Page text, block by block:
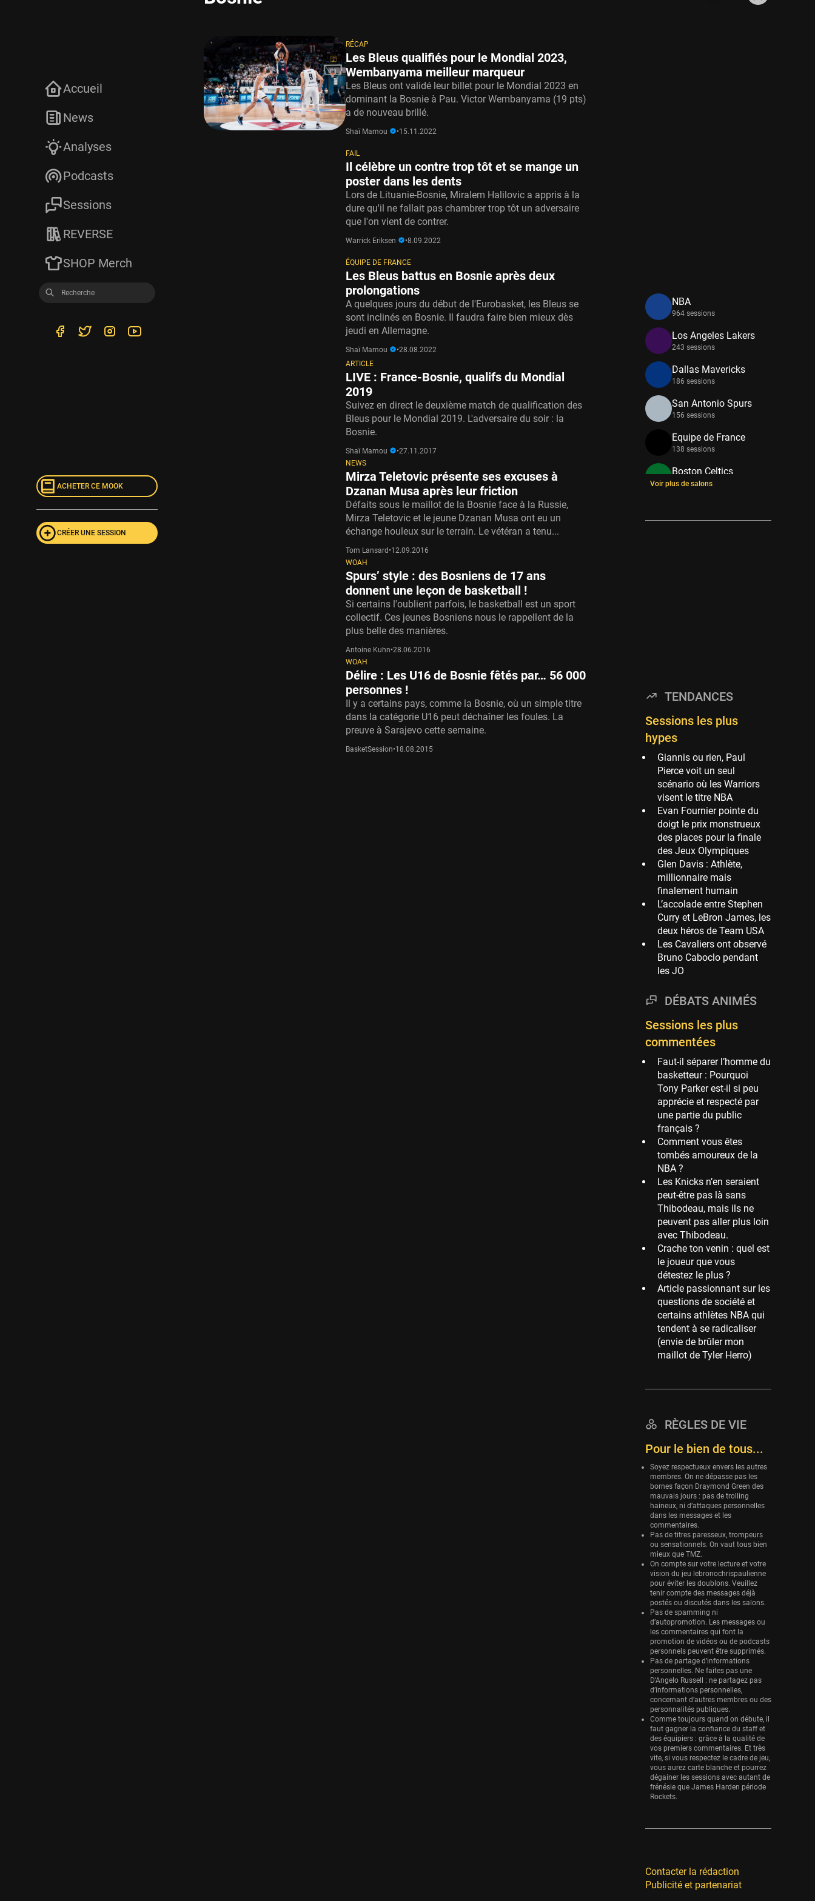
RÉCAP
Les Bleus qualifiés pour le Mondial 2023,
Wembanyama meilleur marqueur
Les Bleus ont validé leur billet pour le Mondial 2023 en
dominant la Bosnie à Pau. Victor Wembanyama (19 pts)
a de nouveau brillé.
Shaï Mamou •15.11.2022
FAIL
Il célèbre un contre trop tôt et se mange un
poster dans les dents
Lors de Lituanie-Bosnie, Miralem Halilovic a appris à la
dure qu'il ne fallait pas chambrer trop tôt un adversaire
que l'on vient de contrer.
Warrick Eriksen •8.09.2022
ÉQUIPE DE FRANCE
Les Bleus battus en Bosnie après deux
prolongations
A quelques jours du début de l'Eurobasket, les Bleus se
sont inclinés en Bosnie. Il faudra faire bien mieux dès
jeudi en Allemagne.
Shaï Mamou •28.08.2022
ARTICLE
LIVE : France-Bosnie, qualifs du Mondial
2019
Suivez en direct le deuxième match de qualification des
Bleus pour le Mondial 2019. L'adversaire du soir : la
Bosnie.
Shaï Mamou •27.11.2017
NEWS
Mirza Teletovic présente ses excuses à
Dzanan Musa après leur friction
Défaits sous le maillot de la Bosnie face à la Russie,
Mirza Teletovic et le jeune Dzanan Musa ont eu un
échange houleux sur le terrain. Le vétéran a tenu...
Tom Lansard•12.09.2016
WOAH
Spurs’ style : des Bosniens de 17 ans
donnent une leçon de basketball !
Si certains l'oublient parfois, le basketball est un sport
collectif. Ces jeunes Bosniens nous le rappellent de la
plus belle des manières.
Antoine Kuhn•28.06.2016
WOAH
Délire : Les U16 de Bosnie fêtés par… 56 000
personnes !
Il y a certains pays, comme la Bosnie, où un simple titre
dans la catégorie U16 peut déchaîner les foules. La
preuve à Sarajevo cette semaine.
BasketSession•18.08.2015
Accueil
News
Analyses
Podcasts
Sessions
REVERSE
SHOP Merch
ACHETER CE MOOK
CRÉER UNE SESSION
NBA
964 sessions
Los Angeles Lakers
243 sessions
Dallas Mavericks
186 sessions
San Antonio Spurs
156 sessions
Equipe de France
138 sessions
Boston Celtics
133 sessions
89 sessions
Milwaukee Bucks
Hoop Culture
Oklahoma City
Thunder
69 sessions
Phoenix Suns
69 sessions
Miami Heat
63 sessions
Los Angeles Clippers
61 sessions
Indiana Pacers
53 sessions
New Orleans Pelicans
Jeux Olympiques
Atlanta Hawks
45 sessions
Chicago Bulls
41 sessions
Memphis Grizzlies
39 sessions
Cleveland Cavaliers
38 sessions
Orlando Magic
36 sessions
Euroleague
34 sessions
Charlotte Hornets
32 sessions
Houston Rockets
31 sessions
Washington Wizards
29 sessions
Portland Trail Blazers
27 sessions
25 sessions
Brooklyn Nets
24 sessions
Sacramento Kings
24 sessions
Utah Jazz
22 sessions
Toronto Raptors
18 sessions
REVERSE
11 sessions
Bleues
0 sessions
Voir plus de salons
TENDANCES
Sessions les plus
hypes
Giannis ou rien, Paul
Pierce voit un seul
scénario où les Warriors
visent le titre NBA
Evan Fournier pointe du
doigt le prix monstrueux
des places pour la finale
des Jeux Olympiques
Glen Davis : Athlète,
millionnaire mais
finalement humain
L’accolade entre Stephen
Curry et LeBron James, les
deux héros de Team USA
Les Cavaliers ont observé
Bruno Caboclo pendant
les JO
DÉBATS ANIMÉS
Sessions les plus
commentées
Faut-il séparer l’homme du
basketteur : Pourquoi
Tony Parker est-il si peu
apprécie et respecté par
une partie du public
français ?
Comment vous êtes
tombés amoureux de la
NBA ?
Les Knicks n’en seraient
peut-être pas là sans
Thibodeau, mais ils ne
peuvent pas aller plus loin
avec Thibodeau.
Crache ton venin : quel est
le joueur que vous
détestez le plus ?
Article passionnant sur les
questions de société et
certains athlètes NBA qui
tendent à se radicaliser
(envie de brûler mon
maillot de Tyler Herro)
RÈGLES DE VIE
Pour le bien de tous...
Soyez respectueux envers les autres
membres. On ne dépasse pas les
bornes façon Draymond Green des
mauvais jours : pas de trolling
haineux, ni d’attaques personnelles
dans les messages et les
commentaires.
Pas de titres paresseux, trompeurs
ou sensationnels. On vaut tous bien
mieux que TMZ.
On compte sur votre lecture et votre
vision du jeu lebronochrispaulienne
pour éviter les doublons. Veuillez
tenir compte des messages déjà
postés ou discutés dans les salons.
Pas de spamming ni
d’autopromotion. Les messages ou
les commentaires qui font la
promotion de vidéos ou de podcasts
personnels peuvent être supprimés.
Pas de partage d’informations
personnelles. Ne faites pas une
D’Angelo Russell : ne partagez pas
d’informations personnelles,
concernant d’autres membres ou des
personnalités publiques.
Comme toujours quand on débute, il
faut gagner la confiance du staff et
des équipiers : grâce à la qualité de
vos premiers commentaires. Et très
vite, si vous respectez le cadre de jeu,
vous aurez carte blanche et pourrez
dégainer les sessions avec autant de
frénésie que James Harden période
Rockets.
Contacter la rédaction
Publicité et partenariat